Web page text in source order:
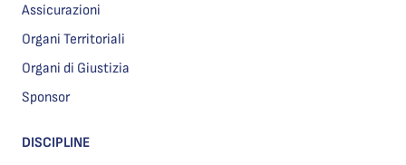
Assicurazioni
Organi Territoriali
Organi di Giustizia
Sponsor
DISCIPLINE